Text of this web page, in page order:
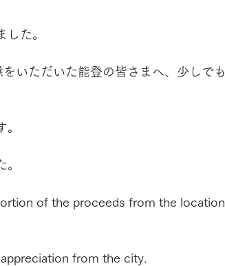
た。
いただいた能登の皆さまへ、少しでも
of the proceeds from the location
from the city.